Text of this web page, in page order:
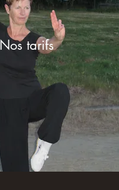
Nos tarifs